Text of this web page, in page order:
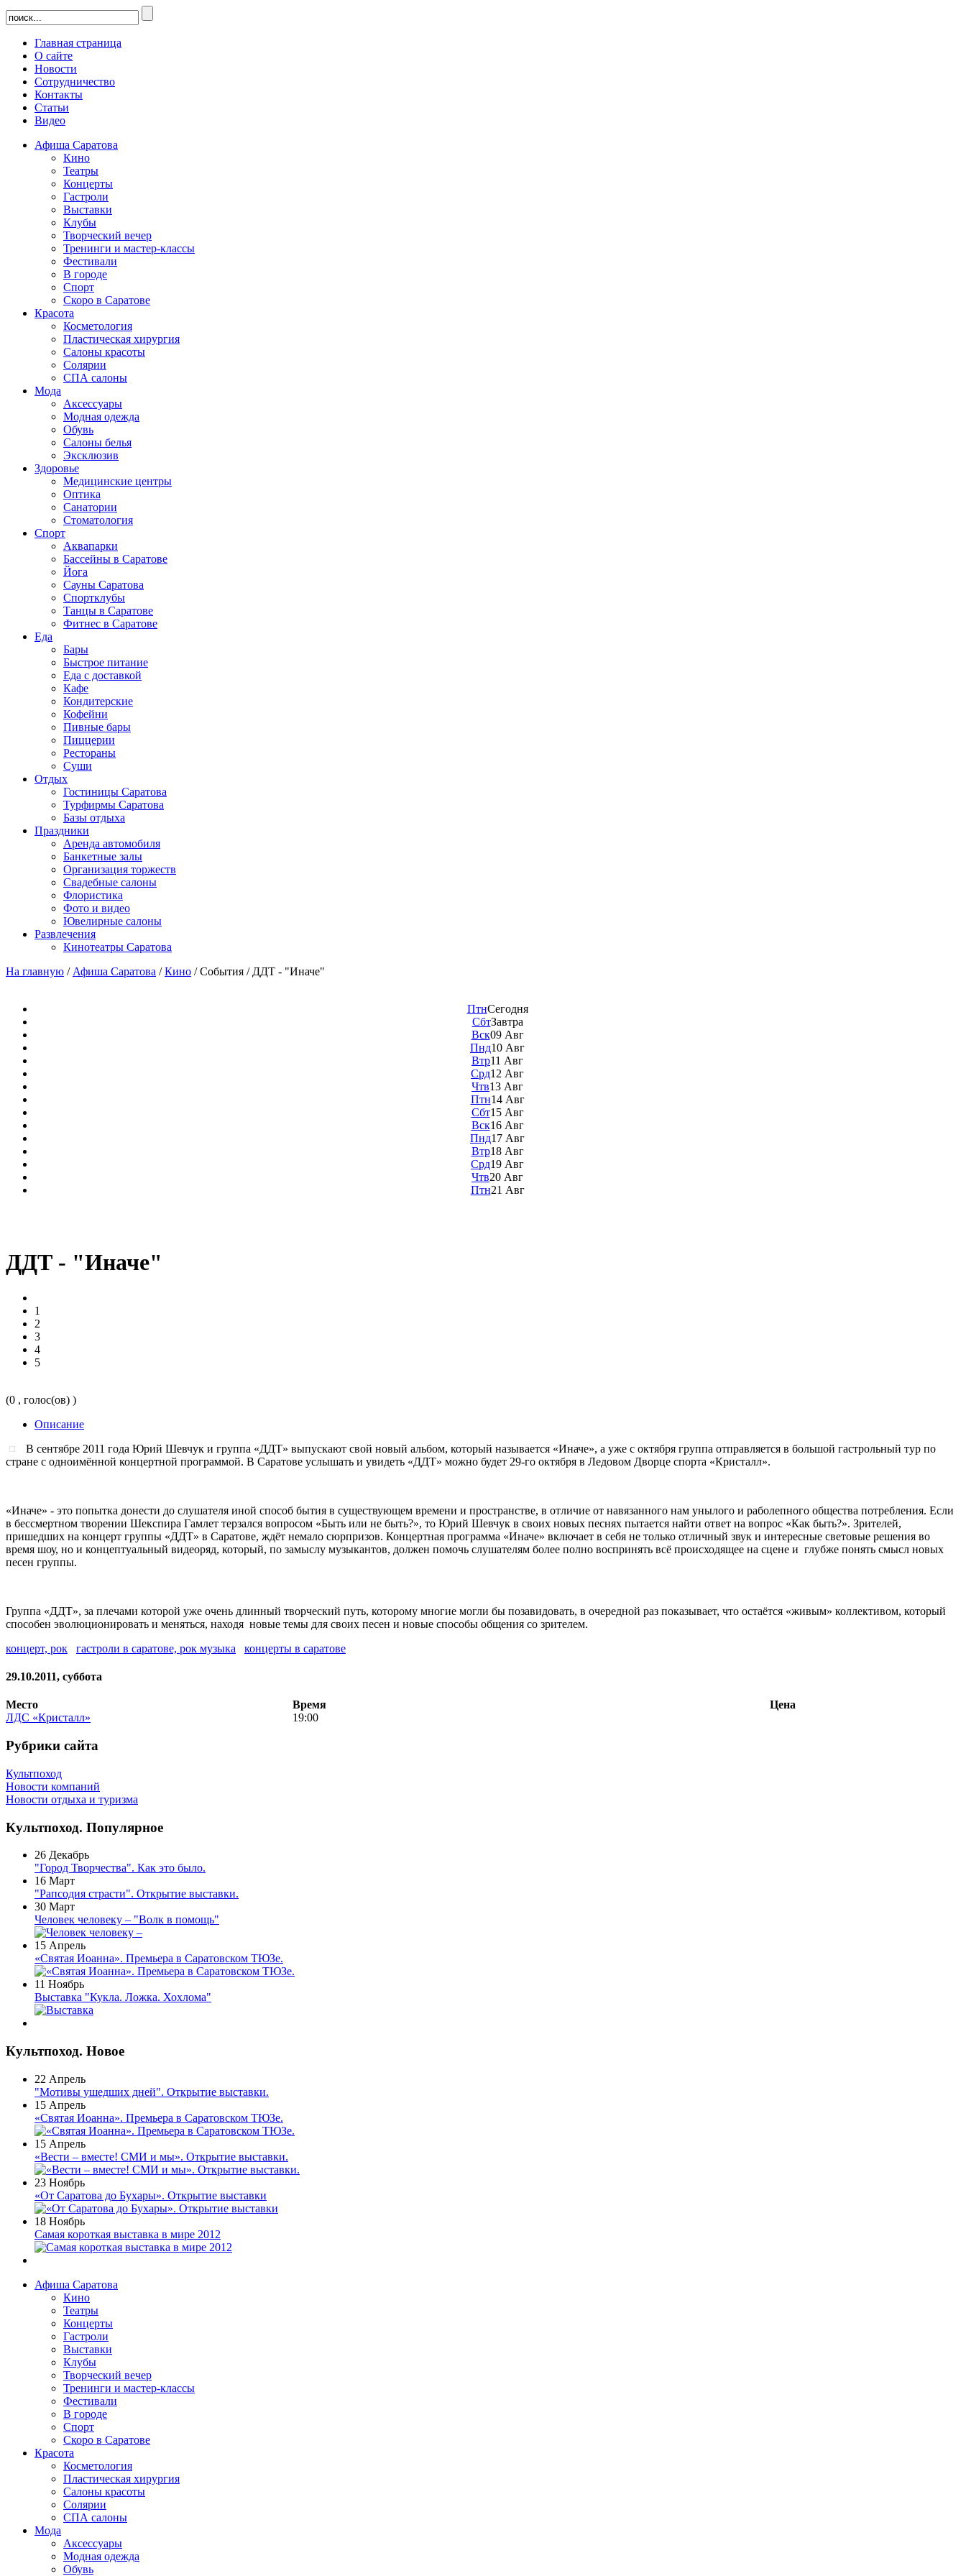
Главная страница
О сайте
Новости
Сотрудничество
Контакты
Статьи
Видео
Афиша Саратова
Кино
Театры
Концерты
Гастроли
Выставки
Клубы
Творческий вечер
Тренинги и мастер-классы
Фестивали
В городе
Спорт
Скоро в Саратове
Красота
Косметология
Пластическая хирургия
Салоны красоты
Солярии
СПА салоны
Мода
Аксессуары
Модная одежда
Обувь
Салоны белья
Эксклюзив
Здоровье
Медицинские центры
Оптика
Санатории
Стоматология
Спорт
Аквапарки
Бассейны в Саратове
Йога
Сауны Саратова
Спортклубы
Танцы в Саратове
Фитнес в Саратове
Еда
Бары
Быстрое питание
Еда с доставкой
Кафе
Кондитерские
Кофейни
Пивные бары
Пиццерии
Рестораны
Суши
Отдых
Гостиницы Саратова
Турфирмы Саратова
Базы отдыха
Праздники
Аренда автомобиля
Банкетные залы
Организация торжеств
Свадебные салоны
Флористика
Фото и видео
Ювелирные салоны
Развлечения
Кинотеатры Саратова
На главную / Афиша Саратова /Кино /События / ДДТ - "Иначе"
ПтнСегодня
СбтЗавтра
Вск09 Авг
Пнд10 Авг
Втр11 Авг
Срд12 Авг
Чтв13 Авг
Птн14 Авг
Сбт15 Авг
Вск16 Авг
Пнд17 Авг
Втр18 Авг
Срд19 Авг
Чтв20 Авг
Птн21 Авг
ДДТ - "Иначе"
1
2
3
4
5
(0 , голос(ов) )
Описание
В сентябре 2011 года Юрий Шевчук и группа «ДДТ» выпускают свой новый альбом, который называется «Иначе», а уже с октября группа отправляется в большой гастрольный тур по
стране с одноимённой концертной программой. В Саратове услышать и увидеть «ДДТ» можно будет 29-го октября в Ледовом Дворце спорта «Кристалл».
«Иначе» - это попытка донести до слушателя иной способ бытия в существующем времени и пространстве, в отличие от навязанного нам унылого и раболепного общества потребления. Если
в бессмертном творении Шекспира Гамлет терзался вопросом «Быть или не быть?», то Юрий Шевчук в своих новых песнях пытается найти ответ на вопрос «Как быть?». Зрителей,
пришедших на концерт группы «ДДТ» в Саратове, ждёт немало сюрпризов. Концертная программа «Иначе» включает в себя не только отличный звук и интересные световые решения во
время шоу, но и концептуальный видеоряд, который, по замыслу музыкантов, должен помочь слушателям более полно воспринять всё происходящее на сцене и глубже понять смысл новых
песен группы.
Группа «ДДТ», за плечами которой уже очень длинный творческий путь, которому многие могли бы позавидовать, в очередной раз показывает, что остаётся «живым» коллективом, который
способен эволюционировать и меняться, находя новые темы для своих песен и новые способы общения со зрителем.
концерт, рок
гастроли в саратове, рок музыка концерты в саратове
29.10.2011, суббота
Место Время
Цена
ЛДС «Кристалл»
19:00
Рубрики сайта
Культпоход
Новости компаний
Новости отдыха и туризма
Культпоход. Популярное
26 Декабрь
"Город Творчества". Как это было.
16 Март
"Рапсодия страсти". Открытие выставки.
30 Март
Человек человеку – "Волк в помощь"
15 Апрель
«Святая Иоанна». Премьера в Саратовском ТЮЗе.
11 Ноябрь
Выставка "Кукла. Ложка. Хохлома"
Культпоход. Новое
22 Апрель
"Мотивы ушедших дней". Открытие выставки.
15 Апрель
«Святая Иоанна». Премьера в Саратовском ТЮЗе.
15 Апрель
«Вести – вместе! СМИ и мы». Открытие выставки.
23 Ноябрь
«От Саратова до Бухары». Открытие выставки
18 Ноябрь
Самая короткая выставка в мире 2012
Афиша Саратова
Кино
Театры
Концерты
Гастроли
Выставки
Клубы
Творческий вечер
Тренинги и мастер-классы
Фестивали
В городе
Спорт
Скоро в Саратове
Красота
Косметология
Пластическая хирургия
Салоны красоты
Солярии
СПА салоны
Мода
Аксессуары
Модная одежда
Обувь